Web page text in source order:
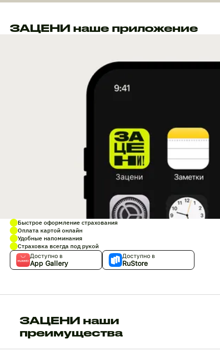
ЗАЦЕНИ наше приложение
Быстрое оформление страхования
Оплата картой онлайн
Удобные напоминания
Страховка всегда под рукой
Доступно в
App Gallery
Доступно в
RuStore
ЗАЦЕНИ наши
преимущества